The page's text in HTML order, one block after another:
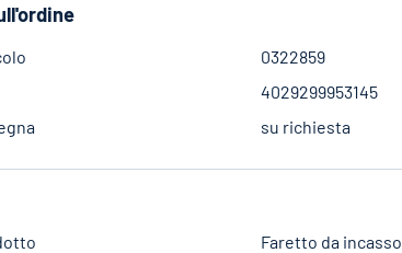
0322859
4029299953145
su richiesta
Faretto da incasso